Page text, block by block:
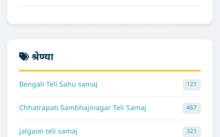
श्रेण्या
Bengali Teli Sahu samaj 121
Chhatrapati Sambhajinagar Teli Samaj 467
jalgaon teli samaj 321